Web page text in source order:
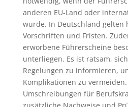
anderen EU-Land oder
wurde. In Deutschland gelten
Vorschriften und Fristen.
erworbene Führerscheine
unterliegen. Es ist ratsam,
Regelungen zu informieren,
Komplikationen zu
Umschreibungen für